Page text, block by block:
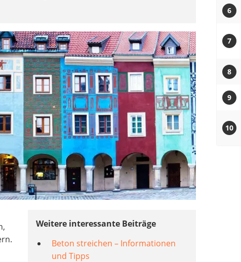
Weitere interessante Beiträge
Beton streichen – Informationen
und Tipps